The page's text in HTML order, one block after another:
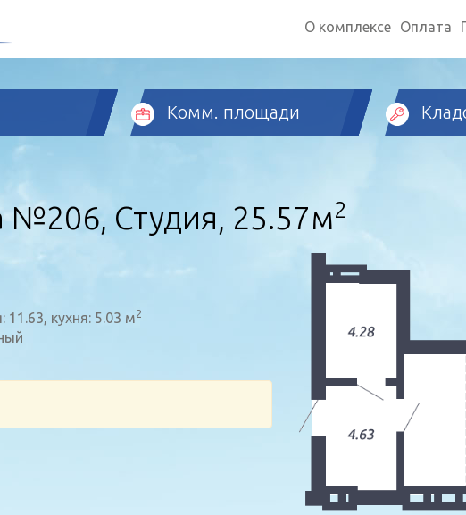
О комплексе Оплата
Комм. площади
№206, Студия, 25.57м2
кухня: 5.03 м2